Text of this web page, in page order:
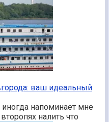
ваш идеальный
иногда напоминает мне
налить что